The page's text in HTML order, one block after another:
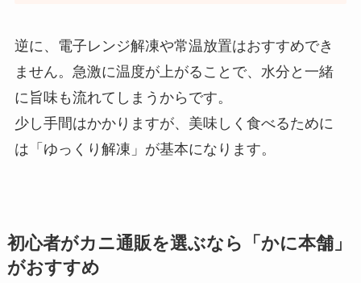
逆に、電子レンジ解凍や常温放置はおすすめでき
ません。急激に温度が上がることで、水分と一緒
に旨味も流れてしまうからです。
少し手間はかかりますが、美味しく食べるために
は「ゆっくり解凍」が基本になります。
初心者がカニ通販を選ぶなら「かに本舗」
がおすすめ